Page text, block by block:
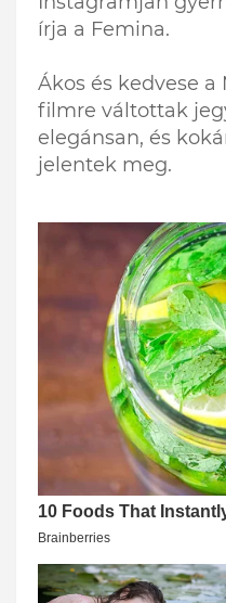
írja a Femina.
Ákos és kedvese
filmre váltottak
elegánsan, és
jelentek meg.